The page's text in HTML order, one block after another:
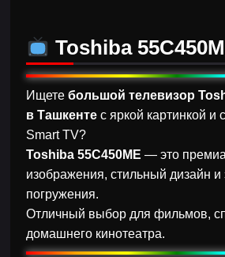
Toshiba
Ищетебольшой телевизор
в Ташкенте с яркой картинкой
Smart TV?
Toshiba 55C450ME — это
изображения, стильный дизайн
погружения.
Отличный выбор для фильмов,
домашнего кинотеатра.